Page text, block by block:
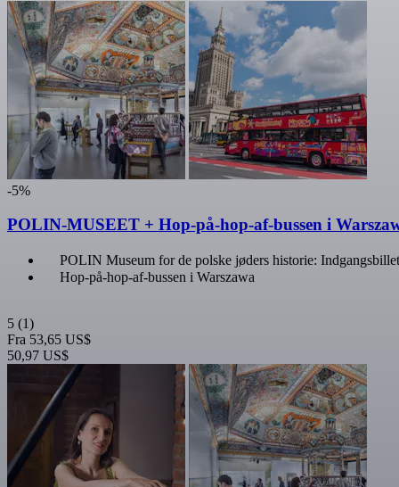
-5%
POLIN-MUSEET + Hop-på-hop-af-bussen i
POLIN Museum for de polske jøders historie: Indgangsbillet
Hop-på-hop-af-bussen i Warszawa
5 (1)
Fra 53,65 US$
50,97 US$